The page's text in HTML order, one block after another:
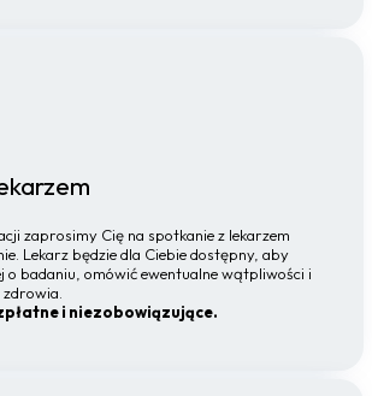
zaprosimy Cię na spotkanie z lekarzem
Lekarz będzie dla Ciebie dostępny, aby
o badaniu, omówić ewentualne wątpliwości i
i niezobowiązujące.